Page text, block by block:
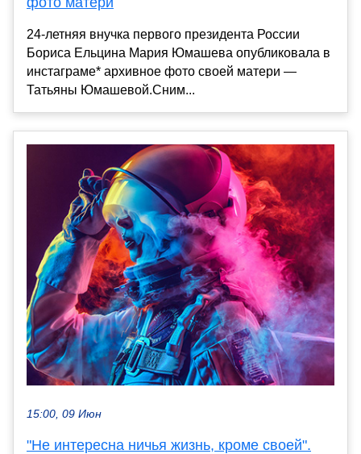
24-летняя внучка первого президента России
Бориса Ельцина Мария Юмашева опубликовала в
инстаграме* архивное фото своей матери —
Татьяны Юмашевой.Сним...
15:00, 09 Июн
"Не интересна ничья жизнь, кроме своей".